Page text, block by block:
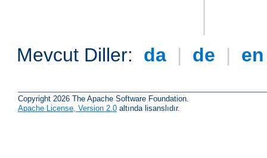
Mevcut Diller: da | de |
Copyright 2026 The Apache Software Foundation.
Apache License, Version 2.0 altında lisanslıdır.